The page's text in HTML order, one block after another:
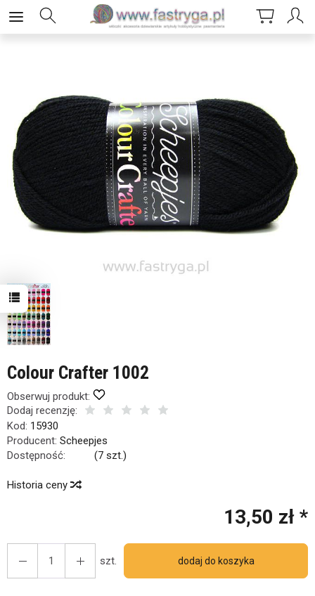
Colour Crafter 1002
Obserwuj produkt:
Dodaj recenzję:
Kod: 15930
Producent: Scheepjes
Dostępność:
(7 szt.)
Historia ceny
13,50 zł *
szt. dodaj do koszyka